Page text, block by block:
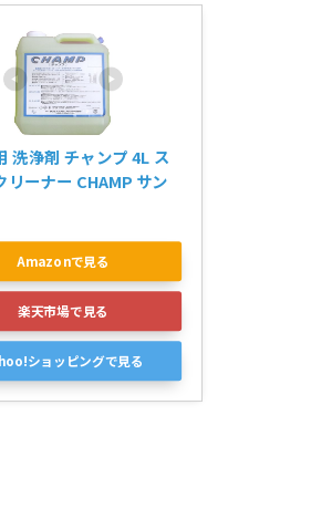
洗浄剤 チャンプ 4L ス
リーナー CHAMP サン
Amazonで見る
楽天市場で見る
ショッピングで見る